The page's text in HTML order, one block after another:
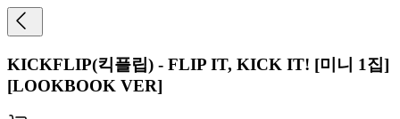
KICKFLIP(킥플립) - FLIP IT, KICK IT! [미니 1집]
[LOOKBOOK VER]